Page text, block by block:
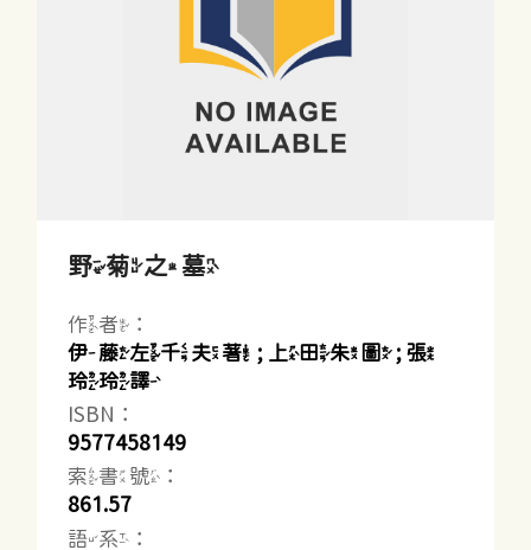
野菊之墓
作者：
伊藤左千夫著 ; 上田朱圖 ; 張
玲玲譯
ISBN：
9577458149
索書號：
861.57
語系：